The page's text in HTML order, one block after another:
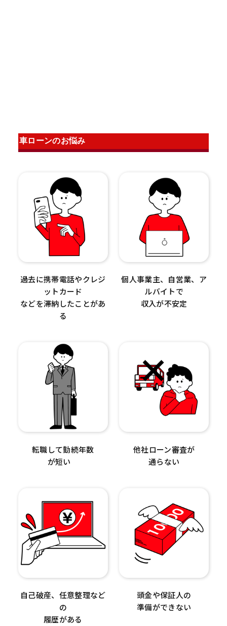
車ローンのお悩み
過去に携帯電話やクレジ
ットカード
などを滞納したことがあ
る
個人事業主、自営業、ア
ルバイトで
収入が不安定
転職して勤続年数
が短い
他社ローン審査が
通らない
自己破産、任意整理など
の
履歴がある
頭金や保証人の
準備ができない